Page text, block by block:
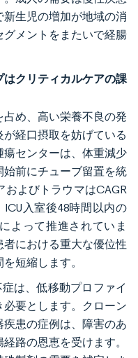
生児の増加が地域の消
メントをまたいで経腸
クリティカルケアの課
占め、高い栄養不良の発
経口摂取を妨げている
センターは、体重減少
前にチューブ留置を統
よびトラウマはCAGR
入室後48時間以内の
よって推進されていま
における重大な優位性
短縮します。
は、低移動プロファイ
要とします。クローン
患の症例は、障害のあ
路の恩恵を受けます。